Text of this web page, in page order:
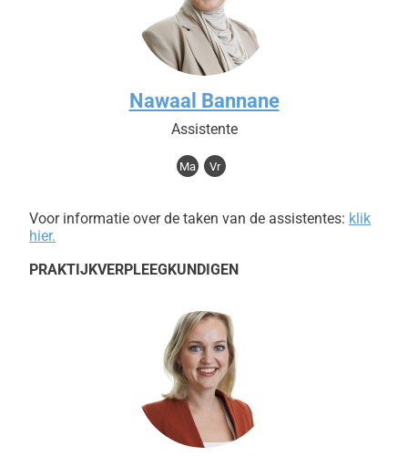
Nawaal Bannane
Assistente
Ma Vr
Voor informatie over de taken van de assistentes: klik
hier.
PRAKTIJKVERPLEEGKUNDIGEN